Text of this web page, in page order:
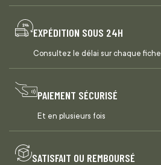
EXPÉDITION SOUS 24H
Consultez le délai sur chaque fiche
PAIEMENT SÉCURISÉ
Et en plusieurs fois
SATISFAIT OU REMBOURSÉ